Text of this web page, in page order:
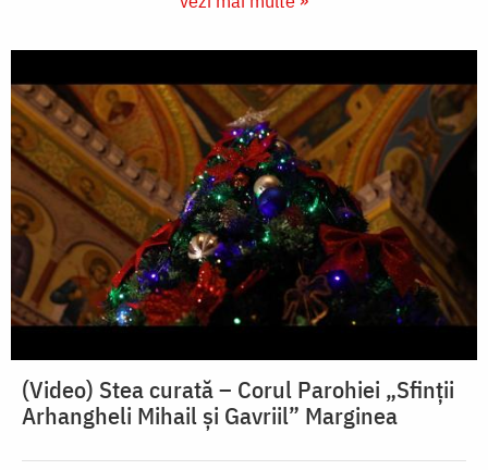
(Video) Stea curată – Corul Parohiei „Sfinții
Arhangheli Mihail și Gavriil” Marginea